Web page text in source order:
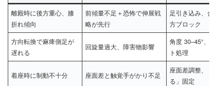
離殿時に後方重心、膝
折れ傾向
前傾量不足＋恐怖で伸展戦
略が先行
足引き込み、合
方ブロック
方向転換で麻痺側足が
遅れる
回旋量過大、障害物影響
角度 30–45°、
ト処理
着座時に制動不十分 座面差と触覚手がかり不足
座面差調整、「
る」固定